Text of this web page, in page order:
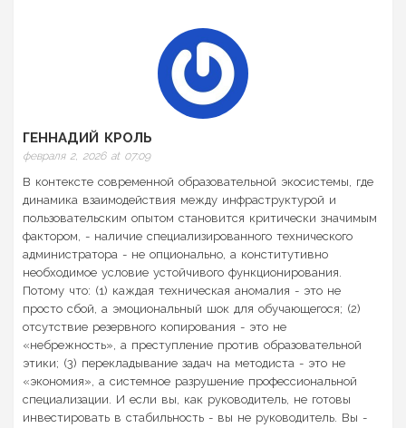
ГЕННАДИЙ КРОЛЬ
февраля 2, 2026 at 07:09
В контексте современной образовательной экосистемы, где
динамика взаимодействия между инфраструктурой и
пользовательским опытом становится критически значимым
фактором, - наличие специализированного технического
администратора - не опционально, а конститутивно
необходимое условие устойчивого функционирования.
Потому что: (1) каждая техническая аномалия - это не
просто сбой, а эмоциональный шок для обучающегося; (2)
отсутствие резервного копирования - это не
«небрежность», а преступление против образовательной
этики; (3) перекладывание задач на методиста - это не
«экономия», а системное разрушение профессиональной
специализации. И если вы, как руководитель, не готовы
инвестировать в стабильность - вы не руководитель. Вы -